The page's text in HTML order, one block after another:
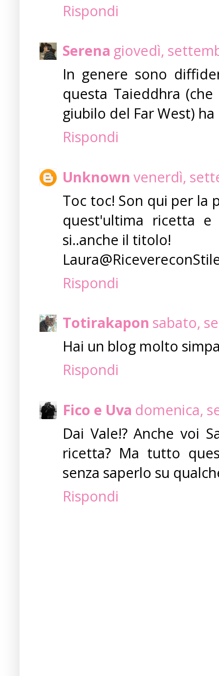
Rispondi
Serena giovedì,
In genere sono
questa Taieddhra
giubilo del Far West)
Rispondi
Unknown venerdì,
Toc toc! Son qui per la
quest'ultima ricetta
si..anche il titolo!
Rispondi
Totirakapon sabato,
Hai un blog molto
Rispondi
Fico e Uva domenica,
Dai Vale!? Anche voi
ricetta? Ma tutto
senza saperlo su
Rispondi